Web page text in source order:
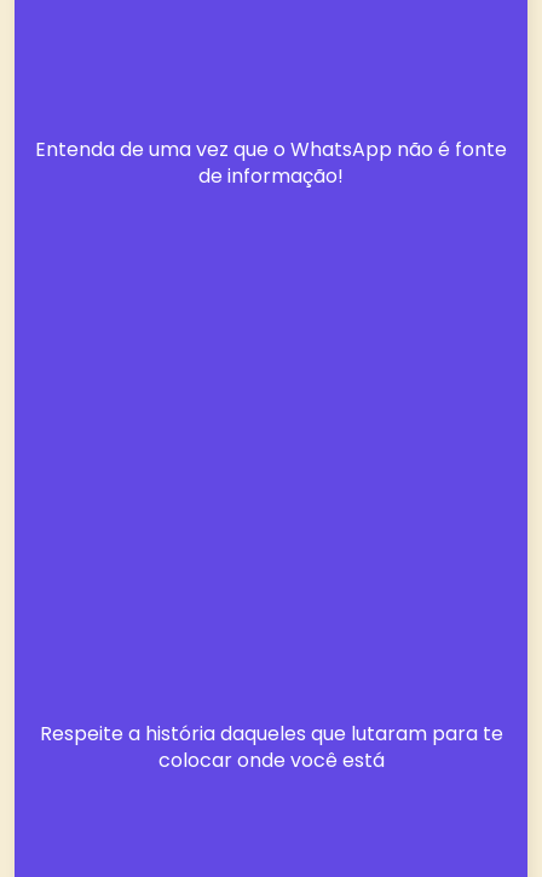
Entenda de uma vez que o WhatsApp não é fonte
de informação!
Respeite a história daqueles que lutaram para te
colocar onde você está